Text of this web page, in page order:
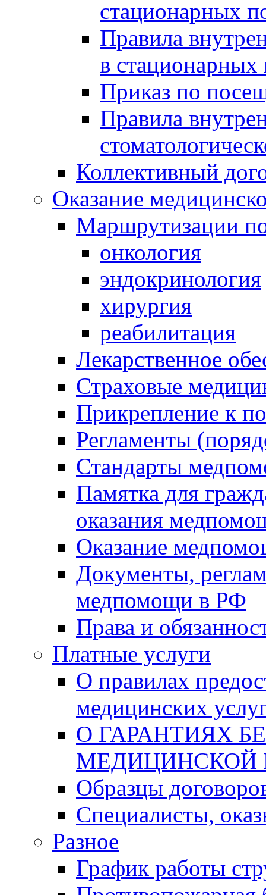
стационарных
Правила
в стационарных
Приказ по
Правила
Коллективный
Оказание
Маршрутизации
онкология
эндокринология
хирургия
реабилитация
Лекарственное
Страховые
Прикрепление к
Регламенты
Стандарты
Памятка для
оказания
Оказание
Документы,
медпомощи в РФ
Права и
Платные услуги
О правилах
медицинских
О ГАРАНТИЯХ
Образцы
Специалисты,
Разное
График работы